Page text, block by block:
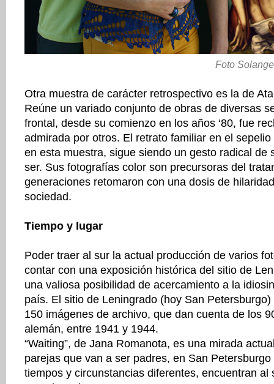
Foto
Otra muestra de carácter retrospectivo es la de
Reúne un variado conjunto de obras de diversas
frontal, desde su comienzo en los años ‘80, fue
admirada por otros. El retrato familiar en el
en esta muestra, sigue siendo un gesto radical de
ser. Sus fotografías color son precursoras del
generaciones retomaron con una dosis de
sociedad.
Tiempo y lugar
Poder traer al sur la actual producción de varios
contar con una exposición histórica del sitio de
una valiosa posibilidad de acercamiento a la
país. El sitio de Leningrado (hoy San
150 imágenes de archivo, que dan cuenta de los
alemán, entre 1941 y 1944.
“Waiting”, de Jana Romanota, es una mirada
parejas que van a ser padres, en San
tiempos y circunstancias diferentes, encuentran al